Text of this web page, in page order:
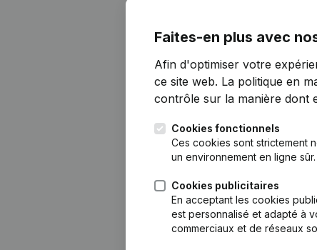
Faites-en plus avec
Afin d'optimiser votre
ce site web. La politique en
contrôle sur la manière dont
Cookies fonctionnels
Ces cookies sont strictement
un environnement en ligne sûr.
Cookies publicitaires
En acceptant les cookies
est personnalisé et adapté à
commerciaux et de réseaux